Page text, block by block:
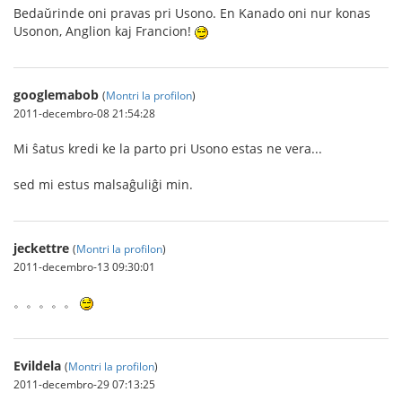
Bedaŭrinde oni pravas pri Usono. En Kanado oni nur konas
Usonon, Anglion kaj Francion!
googlemabob (Montri la profilon)
2011-decembro-08 21:54:28
Mi ŝatus kredi ke la parto pri Usono estas ne vera...
sed mi estus malsaĝuliĝi min.
jeckettre (Montri la profilon)
2011-decembro-13 09:30:01
。。。。。
Evildela (Montri la profilon)
2011-decembro-29 07:13:25